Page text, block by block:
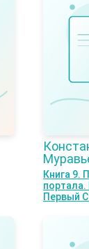
Книга 9.
портала.
Первый